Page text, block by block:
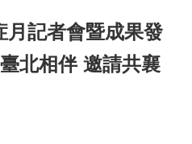
月記者會暨成果發
北相伴 邀請共襄